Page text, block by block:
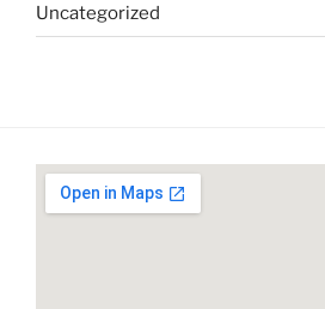
Uncategorized